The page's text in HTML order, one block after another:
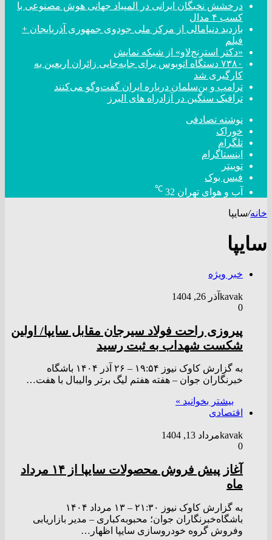
درخشش نخبگان ایرانی در المپیاد جهانی هوش مصنوعی با
کسب ۴ مدال
بازدید دنیامالی از مرکز ملی جودوی جمهوری آذربایجان +
فیلم
«دکتر استرنج‌لاو» از شبکه نمایش
۷۳۸۰ دستگاه اتوبوس برای جابه‌جایی زائران اربعین به
کارگیری شد
ترامپ و بن‌سلمان درباره ایران گفت‌و‌گو می‌کنند
ترافیک سنگین در آزادراه های البرز
نوشته تصادفی
خوراک
تلگرام
اینستاگرام
توییتر
فیس بوک
آب و هوای تهران 32
℃
خانه/سایپا
سایپا
خبر ویژه
kavak آذر 26, 1404
0
پیروزی راحت فولاد سیرجان مقابل سایپا/ اولین
شکست شهداب به ثبت رسید
به گزارش کاوک نیوز ۱۹:۵۴ – ۲۶ آذر ۱۴۰۴ باشگاه
خبرنگاران جوان – هفته هفتم لیگ برتر والیبال با هفت…
بیشتر بخوانید »
اقتصادی
kavakمرداد 13, 1404
0
آغاز پیش فروش محصولات سایپا از ۱۴ مرداد
ماه
به گزارش کاوک نیوز ۲۱:۳۰ – ۱۳ مرداد ۱۴۰۴
باشگاه‌خبرنگاران جوان؛ محبوبه‌کباری – مدیر بازاریابی
وفروش گروه خودروسازی سایپا اظهار…